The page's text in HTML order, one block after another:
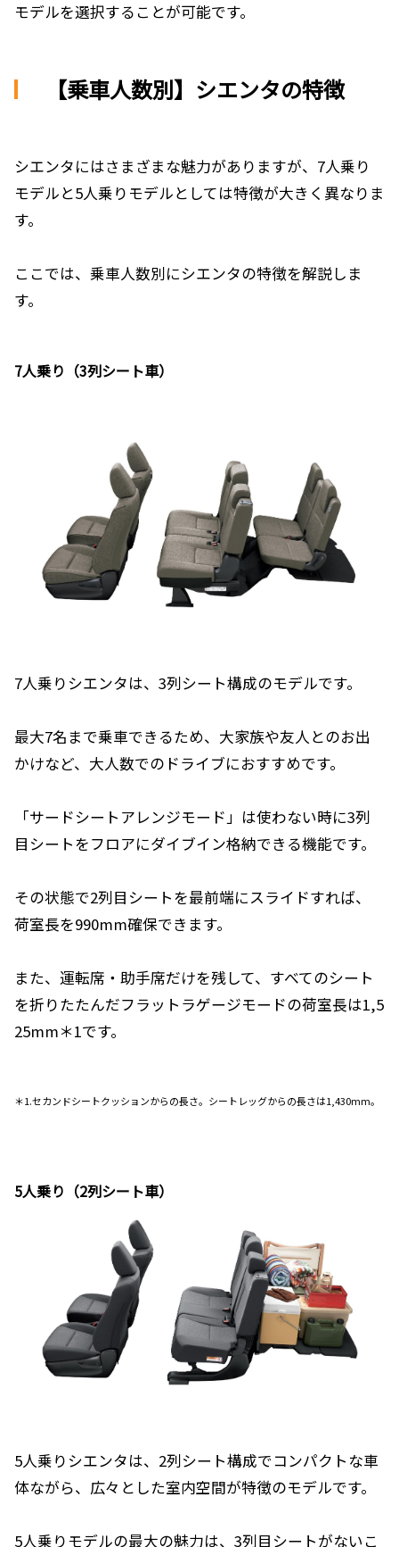
モデルを選択することが可能です。
【乗車人数別】シエンタの特徴
シエンタにはさまざまな魅力がありますが、7人乗り
モデルと5人乗りモデルとしては特徴が大きく異なりま
す。
ここでは、乗車人数別にシエンタの特徴を解説しま
す。
7人乗り（3列シート車）
7人乗りシエンタは、3列シート構成のモデルです。
最大7名まで乗車できるため、大家族や友人とのお出
かけなど、大人数でのドライブにおすすめです。
「サードシートアレンジモード」は使わない時に3列
目シートをフロアにダイブイン格納できる機能です。
その状態で2列目シートを最前端にスライドすれば、
荷室長を990mm確保できます。
また、運転席・助手席だけを残して、すべてのシート
を折りたたんだフラットラゲージモードの荷室長は1,5
25mm＊1です。
＊1.セカンドシートクッションからの長さ。シートレッグからの長さは1,430mm。
5人乗り（2列シート車）
5人乗りシエンタは、2列シート構成でコンパクトな車
体ながら、広々とした室内空間が特徴のモデルです。
5人乗りモデルの最大の魅力は、3列目シートがないこ